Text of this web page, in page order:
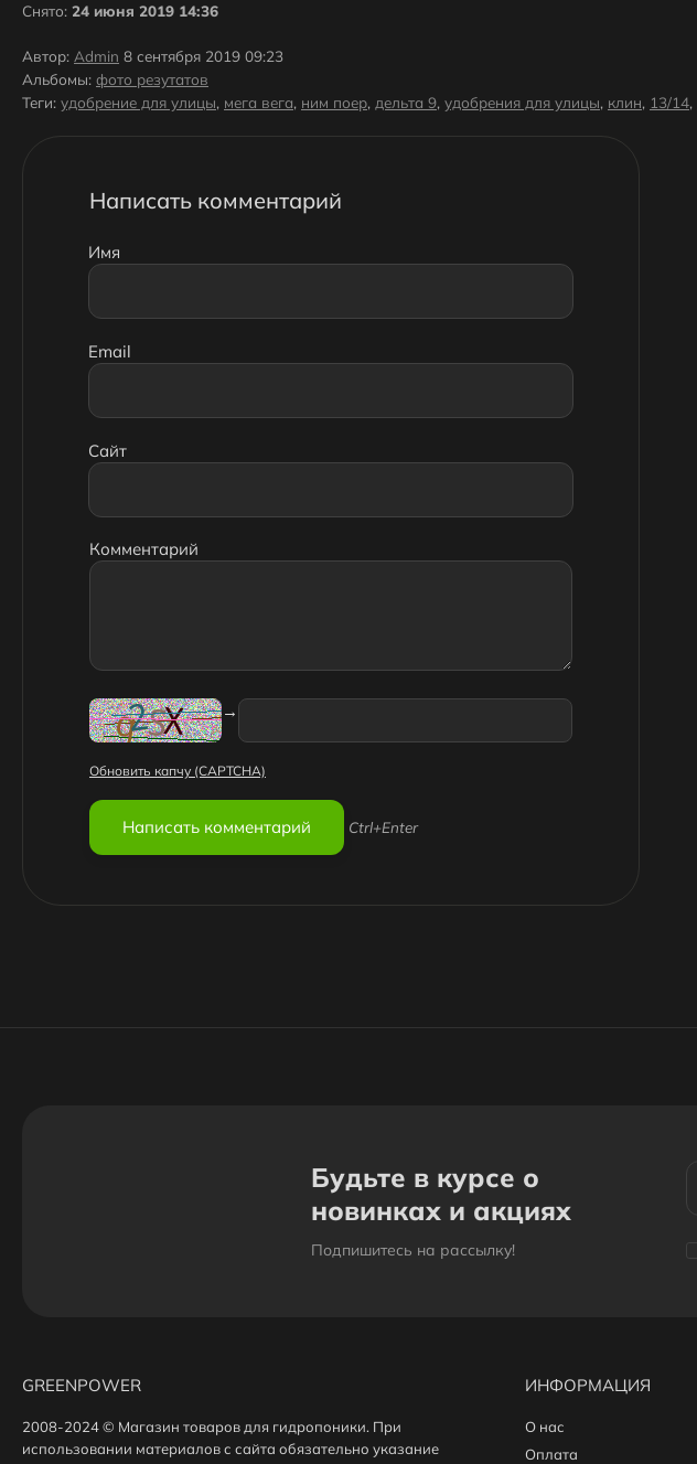
Снято: 24 июня 2019 14:36
Автор: Admin 8 сентября 2019 09:23
Альбомы: фото резутатов
Теги: удобрение для улицы, мега вега, ним поер, дельта 9, удобрения для улицы, клин, 13/14,
Написать комментарий
Имя
Email
Сайт
Комментарий
→
Обновить капчу (CAPTCHA)
Ctrl+Enter
Будьте в курсе о
новинках и акциях
Подпишитесь на рассылкy!
GREENPOWER
2008-2024 © Магазин товаров для гидропоники. При
использовании материалов с сайта обязательно указание
ИНФОРМАЦИЯ
О нас
Оплата